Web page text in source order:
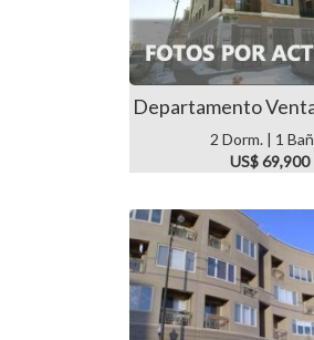
Departamento
2 Dorm. | 1
US$ 69,900